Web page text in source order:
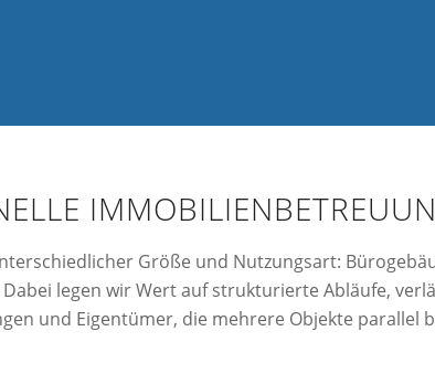
Größe und Nutzungsart:
legen wir Wert auf strukturierte Abläufe,
und Eigentümer, die mehrere Objekte parallel